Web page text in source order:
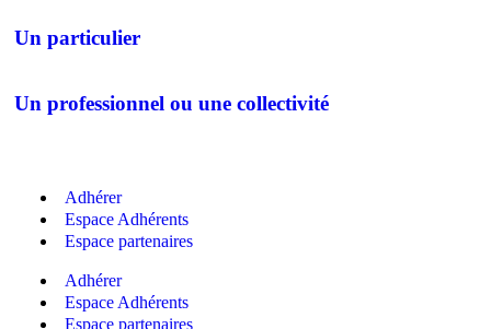
Un particulier
Un professionnel ou une collectivité
Adhérer
Espace Adhérents
Espace partenaires
Adhérer
Espace Adhérents
Espace partenaires